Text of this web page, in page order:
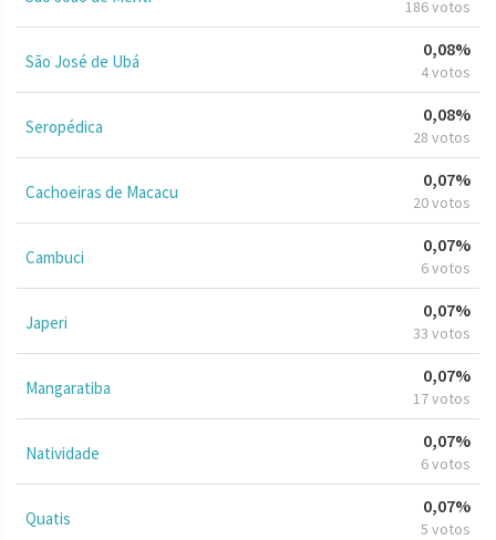
186 votos
São José de Ubá
0,08%
4 votos
Seropédica
0,08%
28 votos
Cachoeiras de Macacu
0,07%
20 votos
Cambuci
0,07%
6 votos
Japeri
0,07%
33 votos
Mangaratiba
0,07%
17 votos
Natividade
0,07%
6 votos
Quatis
0,07%
5 votos